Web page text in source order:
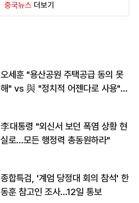
중국뉴스 더보기
오세훈 "용산공원 주택공급 동의 못
해" vs 與 "정치적 어젠다로 사용"
李대통령 "외신서 보던 폭염 상황 현
실로…모든 행정력 총동원하라"
종합특검, '계엄 당정대 회의 참석' 한
동훈 참고인 조사...12일 통보